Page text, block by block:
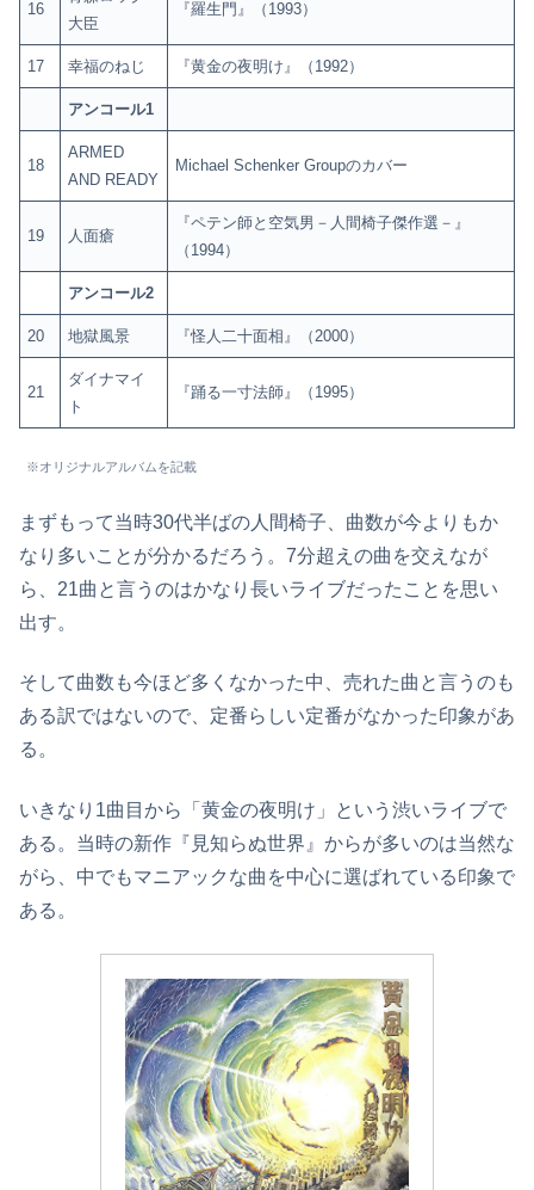
16
大臣
『羅生門』（1993）
17 幸福のねじ 『黄金の夜明け』（1992）
アンコール1
18
ARMED
AND READY
Michael Schenker Groupのカバー
19 人面瘡
『ペテン師と空気男－人間椅子傑作選－』
（1994）
アンコール2
20 地獄風景 『怪人二十面相』（2000）
21
ダイナマイ
ト
『踊る一寸法師』（1995）
※オリジナルアルバムを記載
まずもって当時30代半ばの人間椅子、曲数が今よりもか
なり多いことが分かるだろう。7分超えの曲を交えなが
ら、21曲と言うのはかなり長いライブだったことを思い
出す。
そして曲数も今ほど多くなかった中、売れた曲と言うのも
ある訳ではないので、定番らしい定番がなかった印象があ
る。
いきなり1曲目から「黄金の夜明け」という渋いライブで
ある。当時の新作『見知らぬ世界』からが多いのは当然な
がら、中でもマニアックな曲を中心に選ばれている印象で
ある。